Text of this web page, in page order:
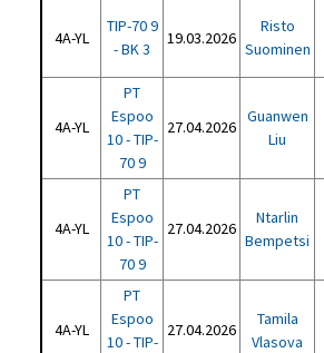
4A-YL
TIP-70 9
- BK 3
19.03.2026
Risto
Suominen
4A-YL
PT
Espoo
10 - TIP-
70 9
27.04.2026
Guanwen
Liu
4A-YL
PT
Espoo
10 - TIP-
70 9
27.04.2026
Ntarlin
Bempetsi
4A-YL
PT
Espoo
10 - TIP-
27.04.2026
Tamila
Vlasova